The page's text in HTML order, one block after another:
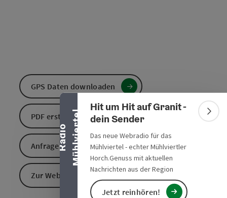
R
a
d
i
o
M
ü
h
l
v
i
e
r
t
e l
Banner einklappen
Hit um Hit auf Granit -
dein Sender
Das neue Webradio für das
Mühlviertel - echter Mühlviertler
Horch.Genuss mit aktuellen
Nachrichten aus der Region
Jetzt reinhören!
GPS Daten downloaden
PDF erstellen
Anfrage senden
Zur Website